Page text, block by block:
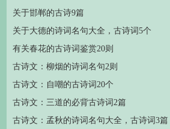
关于邯郸的古诗9篇
关于大德的诗词名句大全，古诗词5个
有关春花的古诗词鉴赏20则
古诗文：柳烟的诗词名句2则
古诗文：自嘲的古诗词20个
古诗文：三道的必背古诗词2篇
古诗文：孟秋的诗词名句大全，古诗词3篇